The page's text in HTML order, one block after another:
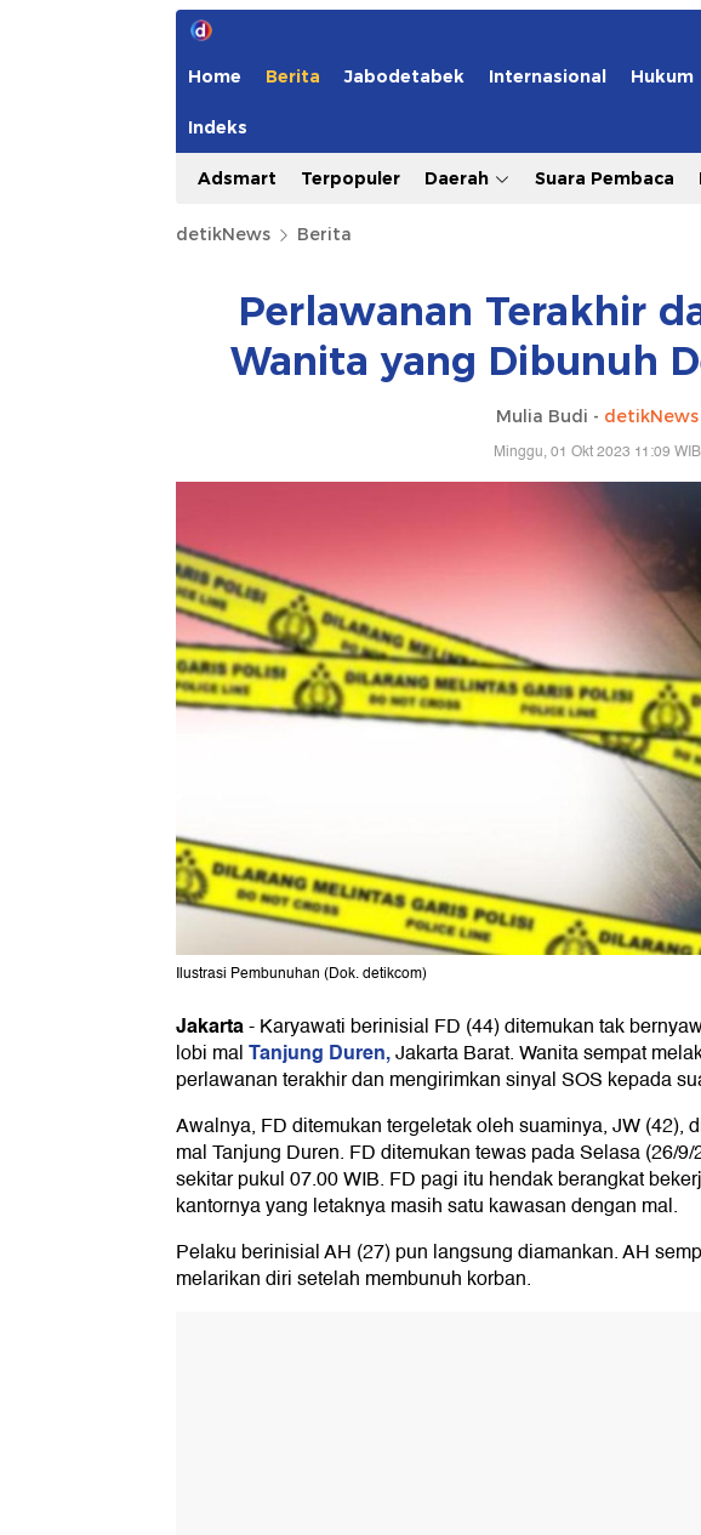
Home Berita Jabodetabek Internasional Hukum
Indeks
Adsmart Terpopuler Daerah Suara Pembaca
detikNews Berita
Perlawanan Terakhir
Wanita yang Dibunuh
Mulia Budi - detikNews
Minggu, 01 Okt 2023 11:09 WIB
Ilustrasi Pembunuhan (Dok. detikcom)
Jakarta-Karyawati berinisial FD (44) ditemukan tak
lobi malTanjung Duren,Jakarta Barat. Wanita sempat
perlawanan terakhir dan mengirimkan sinyal SOS kepada
Awalnya, FD ditemukan tergeletak oleh suaminya, JW (42),
mal Tanjung Duren. FD ditemukan tewas pada Selasa (26/9/
sekitar pukul 07.00 WIB. FD pagi itu hendak berangkat
kantornya yang letaknya masih satu kawasan dengan mal.
Pelaku berinisial AH (27) pun langsung diamankan. AH
melarikan diri setelah membunuh korban.